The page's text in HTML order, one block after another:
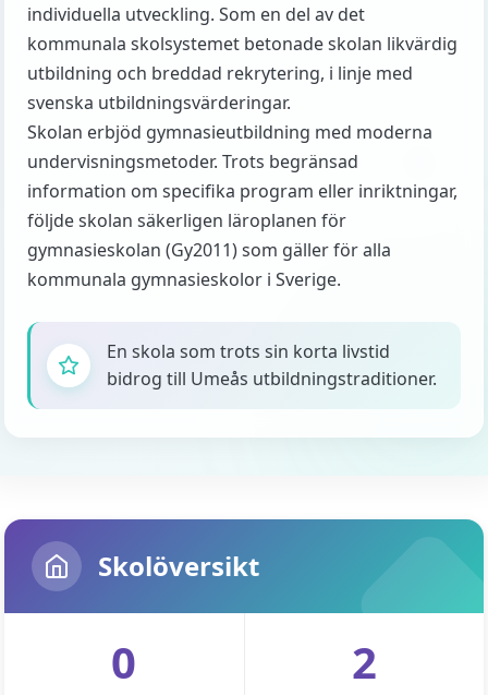
individuella utveckling. Som en del av det
kommunala skolsystemet betonade skolan likvärdig
utbildning och breddad rekrytering, i linje med
svenska utbildningsvärderingar.
Skolan erbjöd gymnasieutbildning med moderna
undervisningsmetoder. Trots begränsad
information om specifika program eller inriktningar,
följde skolan säkerligen läroplanen för
gymnasieskolan (Gy2011) som gäller för alla
kommunala gymnasieskolor i Sverige.
En skola som trots sin korta livstid
bidrog till Umeås utbildningstraditioner.
Skolöversikt
0 2